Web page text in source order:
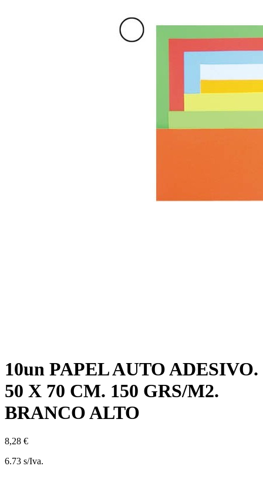
10un PAPEL AUTO ADESIVO.
50 X 70 CM. 150 GRS/M2.
BRANCO ALTO
8,28 €
6.73 s/Iva.